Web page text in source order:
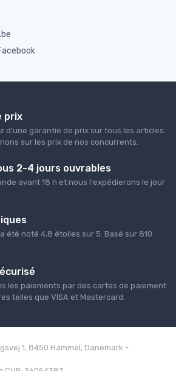
prix
d'une garantie de prix sur tous les articles.
sur les prix de nos concurrents.
2-4 jours ouvrables
avant 18 h et nous l'expédierons le jour
a été noté 4,8 étoiles sur 5 . Basé sur 810
les paiements par des cartes de paiement
telles que VISA et Mastercard.
1, 8450 Hammel, Danemark -